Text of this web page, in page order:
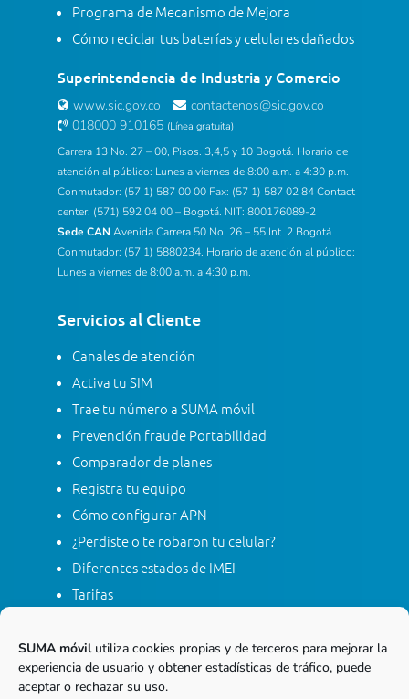
SUMA móvilutiliza cookies propias y de terceros para mejorar la
experiencia de usuario y obtener estadísticas de tráfico, puede
aceptar o rechazar su uso.
Programa de Mecanismo de Mejora
Cómo reciclar tus baterías y celulares dañados
Superintendencia de Industria y Comercio
www.sic.gov.co
contactenos@sic.gov.co
018000 910165 (Línea gratuita)
Carrera 13 No. 27 – 00, Pisos. 3,4,5 y 10 Bogotá. Horario de
atención al público: Lunes a viernes de 8:00 a.m. a 4:30 p.m.
Conmutador: (57 1) 587 00 00 Fax: (57 1) 587 02 84 Contact
center: (571) 592 04 00 – Bogotá. NIT: 800176089-2
Sede CAN Avenida Carrera 50 No. 26 – 55 Int. 2 Bogotá
Conmutador: (57 1) 5880234. Horario de atención al público:
Lunes a viernes de 8:00 a.m. a 4:30 p.m.
Servicios al Cliente
Canales de atención
Activa tu SIM
Trae tu número a SUMA móvil
Prevención fraude Portabilidad
Comparador de planes
Registra tu equipo
Cómo configurar APN
¿Perdiste o te robaron tu celular?
Diferentes estados de IMEI
Tarifas
Apagón red móvil 2G